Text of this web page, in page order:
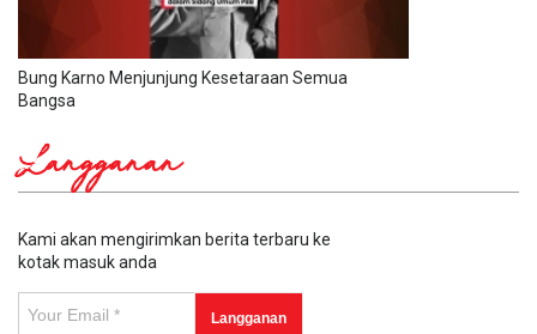
Bung Karno Menjunjung Kesetaraan Semua
Bangsa
Langganan
Kami akan mengirimkan berita terbaru ke
kotak masuk anda